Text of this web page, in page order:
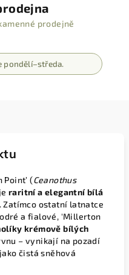
prodejně
pondělí–středa.
(Ceanothus
raritní a elegantní bílá
Zatímco ostatní latnatce
a fialové, 'Millerton
krémově bílých
– vynikají na pozadí
čistá sněhová